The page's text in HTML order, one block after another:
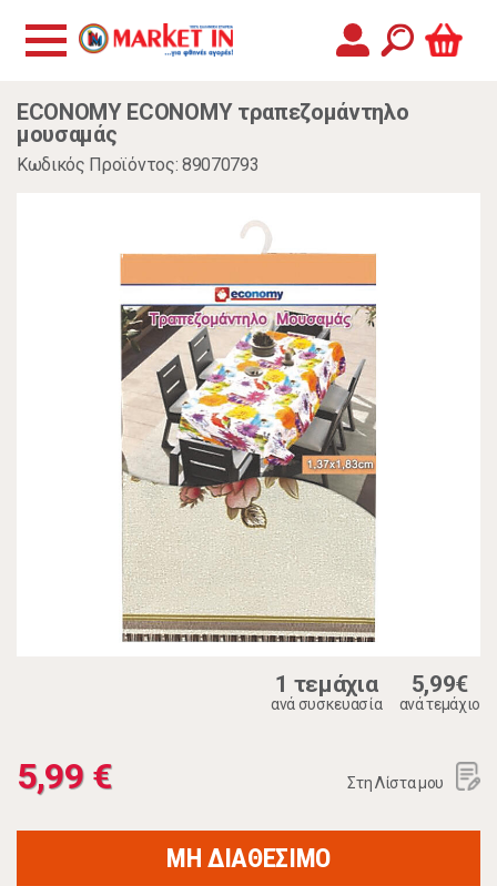
ECONOMY ECONOMY τραπεζομάντηλο
μουσαμάς
Κωδικός Προϊόντος: 89070793
1 τεμάχια
ανά συσκευασία
5,99€
ανά τεμάχιο
5,99 € Στη Λίστα μου
ΜΗ ΔΙΑΘΕΣΙΜΟ